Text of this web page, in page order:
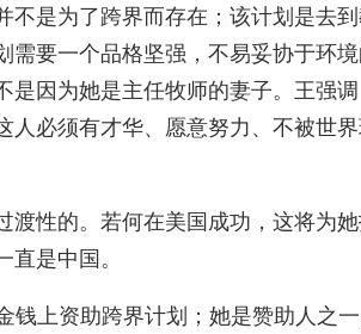
是为了跨界而存在；该计划是去到
需要一个品格坚强，不易妥协于环
是因为她是主任牧师的妻子。王强
人必须有才华、愿意努力、不被世
渡性的。若何在美国成功，这将为
是中国。
上资助跨界计划；她是赞助人之一